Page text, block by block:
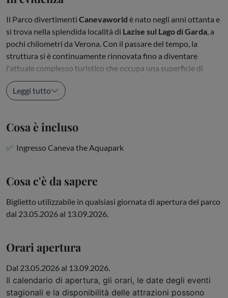
Il Parco divertimenti Canevaworld è nato negli anni ottanta e
si trova nella splendida località di Lazise sul Lago di Garda , a
pochi chilometri da Verona. Con il passare del tempo, la
struttura si è continuamente rinnovata fino a diventare
l'attuale complesso turistico che occupa una superficie di
280.000 mq. e si...
Leggi tutto
Cosa è incluso
Ingresso Caneva the Aquapark
Cosa c'è da sapere
Biglietto utilizzabile in qualsiasi giornata di apertura del parco
dal 23.05.2026 al 13.09.2026.
Orari apertura
Dal 23.05.2026 al 13.09.2026.
Il calendario di apertura, gli orari, le date degli eventi
stagionali e la disponibilità delle attrazioni possono